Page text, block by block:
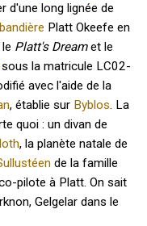
d'une long lignée de
Platt Okeefe en
Platt's Dreamet le
sous la matricule LC02-
avec l'aide de la
, établie sur Byblos. La
quoi : un divan de
, la planète natale de
de la famille
pilote à Platt. On sait
Gelgelar dans le